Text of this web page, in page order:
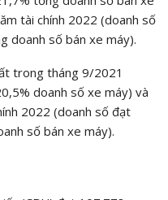
tài chính 2022 (doanh số
doanh số bán xe máy).
trong tháng 9/2021
doanh số xe máy) và
2022 (doanh số đạt
số bán xe máy).